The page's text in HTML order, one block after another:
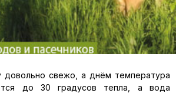
довольно свежо, а днём температура
до 30 градусов тепла, а вода